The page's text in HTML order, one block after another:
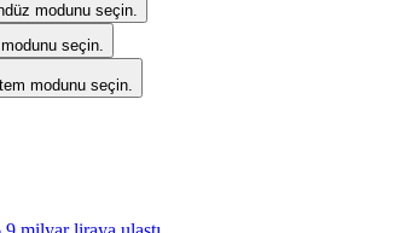
modunu seçin.
seçin.
modunu seçin.